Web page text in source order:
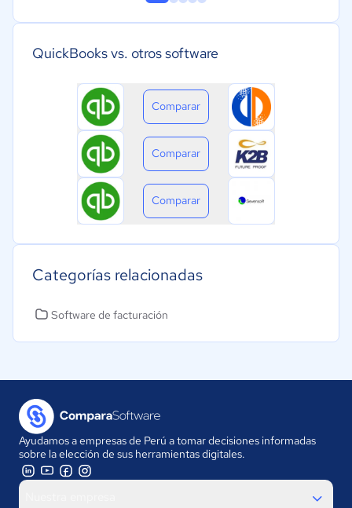
QuickBooks vs. otros software
Comparar
Comparar
Comparar
Categorías relacionadas
Software de facturación
Ayudamos a empresas de Perú a tomar decisiones informadas
sobre la elección de sus herramientas digitales.